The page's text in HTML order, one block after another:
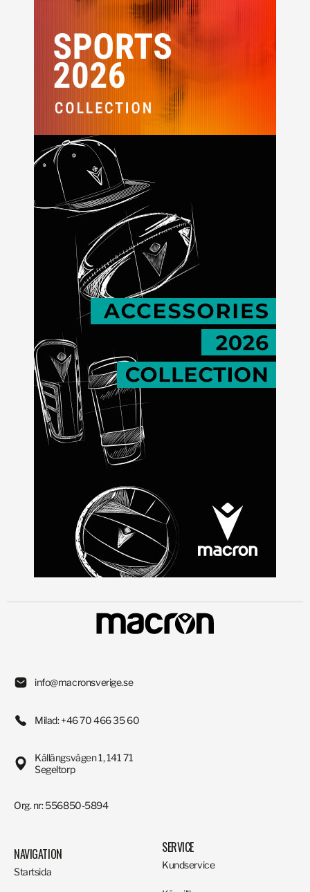
info@macronsverige.se
Milad: +46 70 466 35 60
Källängsvägen 1, 141 71
Segeltorp
Org. nr: 556850-5894
NAVIGATION
Startsida
SERVICE
Kundservice